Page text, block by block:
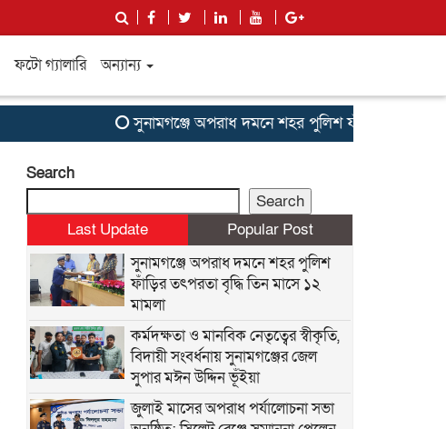
ফটো গ্যালারি অন্যান্য
সুনামগঞ্জে অপরাধ দমনে শহর পুলিশ ফাঁড়ির তৎপরতা
Search
Search
Last Update
Popular Post
সুনামগঞ্জে অপরাধ দমনে শহর পুলিশ
ফাঁড়ির তৎপরতা বৃদ্ধি তিন মাসে ১২
মামলা
কর্মদক্ষতা ও মানবিক নেতৃত্বের স্বীকৃতি,
বিদায়ী সংবর্ধনায় সুনামগঞ্জের জেল
সুপার মঈন উদ্দিন ভূঁইয়া
জুলাই মাসের অপরাধ পর্যালোচনা সভা